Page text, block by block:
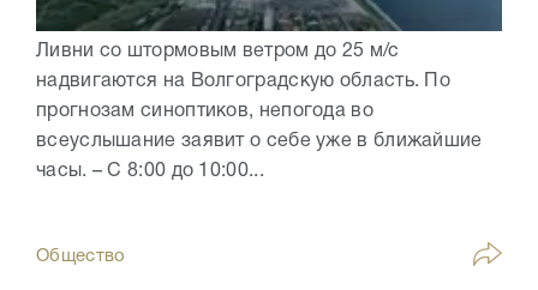
Ливни со штормовым ветром до 25 м/с
надвигаются на Волгоградскую область. По
прогнозам синоптиков, непогода во
всеуслышание заявит о себе уже в ближайшие
часы. – С 8:00 до 10:00...
Общество